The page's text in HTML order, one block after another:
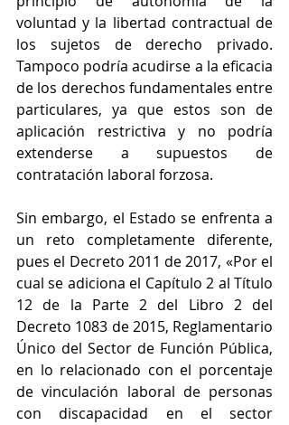
voluntad y la libertad contractual de
los sujetos de derecho privado.
Tampoco podría acudirse a la eficacia
de los derechos fundamentales entre
particulares, ya que estos son de
aplicación restrictiva y no podría
extenderse a supuestos de
contratación laboral forzosa.
Sin embargo, el Estado se enfrenta a
un reto completamente diferente,
pues el Decreto 2011 de 2017, «Por el
cual se adiciona el Capítulo 2 al Título
12 de la Parte 2 del Libro 2 del
Decreto 1083 de 2015, Reglamentario
Único del Sector de Función Pública,
en lo relacionado con el porcentaje
de vinculación laboral de personas
con discapacidad en el sector